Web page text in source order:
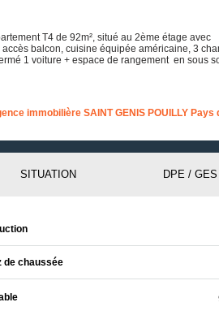
T4 de 92m², situé au 2ème étage avec
balcon, cuisine équipée américaine, 3
1 voiture + espace de rangement en sous
immobilière SAINT GENIS POUILLY Pays
SITUATION DPE / GES
de chaussée